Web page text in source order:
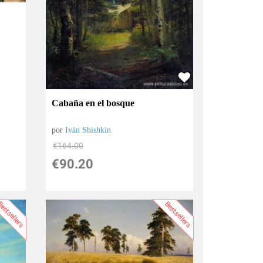
Cabaña en el bosque
porIván Shishkin
€164.00
€90.20
Bestsellers